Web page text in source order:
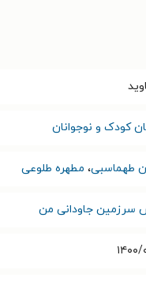
کودک و نوجوانان
طهماسبی، مطهره طلوعی
سرزمین جاودانی من
۰۷/۱۰